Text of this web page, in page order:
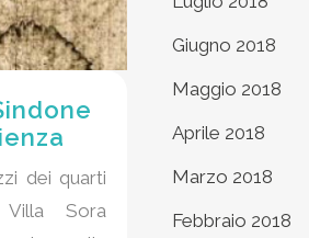
dei quarti
Sora
Giugno 2018
Maggio 2018
Aprile 2018
Marzo 2018
Febbraio 2018